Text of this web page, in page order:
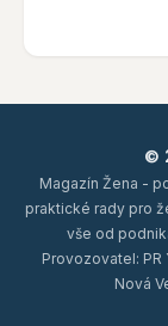
©
Magazín Žena -
praktické rady pro
vše od
Provozovatel: PR
Nová